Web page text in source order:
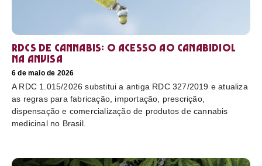
RDCs de cannabis: o acesso ao canabidiol
na Anvisa
6 de maio de 2026
A RDC 1.015/2026 substitui a antiga RDC 327/2019 e atualiza
as regras para fabricação, importação, prescrição,
dispensação e comercialização de produtos de cannabis
medicinal no Brasil.